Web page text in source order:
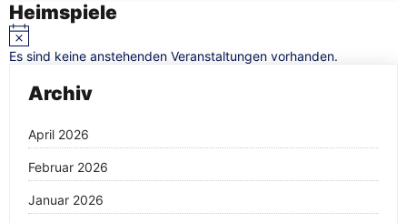
Heimspiele
Hinweis
Es sind keine anstehenden Veranstaltungen vorhanden.
Archiv
April 2026
Februar 2026
Januar 2026